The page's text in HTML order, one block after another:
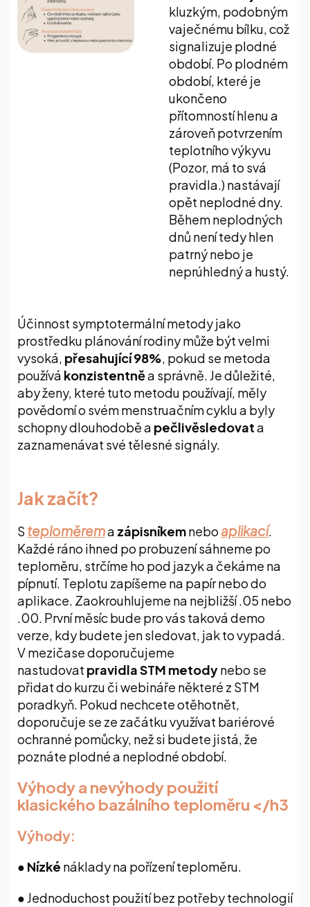
kluzkým, podobným
vaječnému bílku, což
signalizuje plodné
období. Po plodném
období, které je
ukončeno
přítomností hlenu a
zároveň potvrzením
teplotního výkyvu
(Pozor, má to svá
pravidla.) nastávají
opět neplodné dny.
Během neplodných
dnů není tedy hlen
patrný nebo je
neprúhledný a hustý.
Účinnost symptotermální metody jako
prostředku plánování rodiny může být velmi
vysoká, přesahující 98%, pokud se metoda
používá konzistentněa správně. Je důležité,
aby ženy, které tuto metodu používají, měly
povědomí o svém menstruačním cyklu a byly
schopny dlouhodobě a pečlivěsledovata
zaznamenávat své tělesné signály.
Jak začít?
S teploměrema zápisníkemneboaplikací.
Každé ráno ihned po probuzení sáhneme po
teploměru, strčíme ho pod jazyk a čekáme na
pípnutí. Teplotu zapíšeme na papír nebo do
aplikace. Zaokrouhlujeme na nejbližší .05 nebo
.00. První měsíc bude pro vás taková demo
verze, kdy budete jen sledovat, jak to vypadá.
V mezičase doporučujeme
nastudovat pravidla STM metodynebo se
přidat do kurzu či webináře některé z STM
poradkyň. Pokud nechcete otěhotnět,
doporučuje se ze začátku využívat bariérové
ochranné pomůcky, než si budete jistá, že
poznáte plodné a neplodné období.
Výhody a nevýhody použití
klasického bazálního teploměru </h3
Výhody:
● Nízké náklady na pořízení teploměru.
●Jednoduchost použití bez potřeby technologií